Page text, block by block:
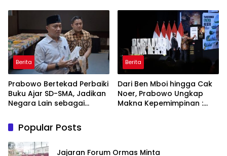
ASRI
Berita
Prabowo Bertekad Perbaiki
Buku Ajar SD-SMA, Jadikan
Negara Lain sebagai
Berita
Dari Ben Mboi hingga Cak
Noer, Prabowo Ungkap
Makna Kepemimpinan :
Popular Posts
Jajaran Forum Ormas Minta